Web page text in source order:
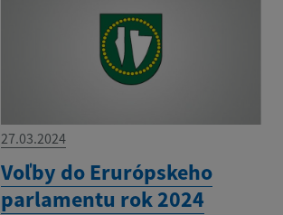
27.03.2024
Voľby do Erurópskeho
parlamentu rok 2024